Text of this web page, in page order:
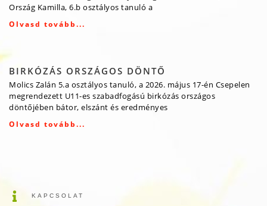
Ország Kamilla, 6.b osztályos tanuló a
Olvasd tovább...
BIRKÓZÁS ORSZÁGOS DÖNTŐ
Molics Zalán 5.a osztályos tanuló, a 2026. május 17-én Csepelen
megrendezett U11-es szabadfogású birkózás országos
döntőjében bátor, elszánt és eredményes
Olvasd tovább...
KAPCSOLAT